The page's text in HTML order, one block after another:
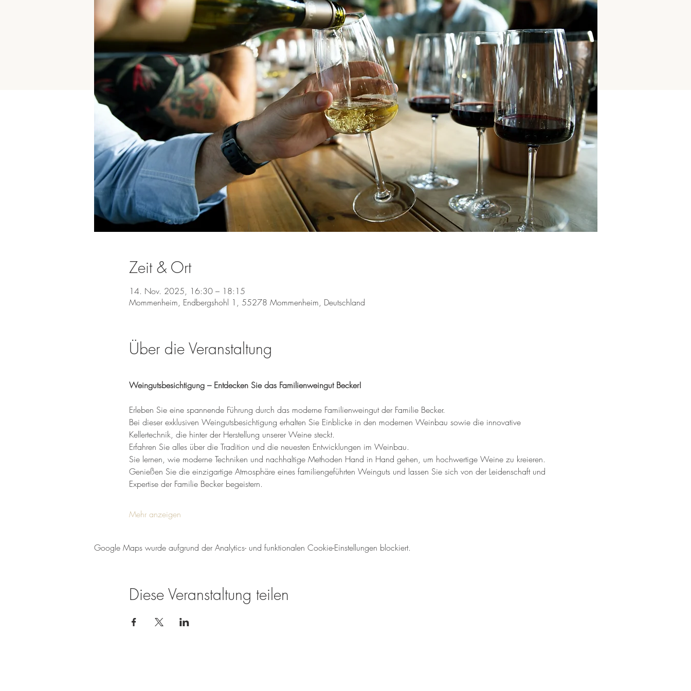
Zeit & Ort
14. Nov. 2025, 16:30 – 18:15
Mommenheim, Endbergshohl 1, 55278 Mommenheim, Deutschland
Über die Veranstaltung
Weingutsbesichtigung – Entdecken Sie das Familienweingut Becker!
Erleben Sie eine spannende Führung durch das moderne Familienweingut der Familie Becker.
Bei dieser exklusiven Weingutsbesichtigung erhalten Sie Einblicke in den modernen Weinbau sowie die innovative
Kellertechnik, die hinter der Herstellung unserer Weine steckt.
Erfahren Sie alles über die Tradition und die neuesten Entwicklungen im Weinbau.
Sie lernen, wie moderne Techniken und nachhaltige Methoden Hand in Hand gehen, um hochwertige Weine zu kreieren.
Genießen Sie die einzigartige Atmosphäre eines familiengeführten Weinguts und lassen Sie sich von der Leidenschaft und
Expertise der Familie Becker begeistern.
Mehr anzeigen
Google Maps wurde aufgrund der Analytics- und funktionalen Cookie-Einstellungen blockiert.
Diese Veranstaltung teilen